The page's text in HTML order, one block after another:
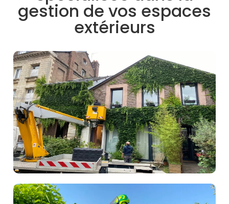
gestion de vos espaces
extérieurs